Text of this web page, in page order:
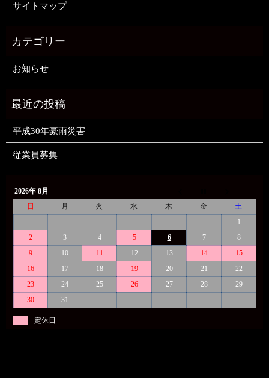
サイトマップ
お知らせ
平成30年豪雨災害
従業員募集
2026年 8月
日
月 火 水 木 金
土
1
2
3 4 5 6 7
8
9
10 11 12 13 14
15
16
17 18 19 20 21
22
23
24 25 26 27 28
29
30
31
定休日